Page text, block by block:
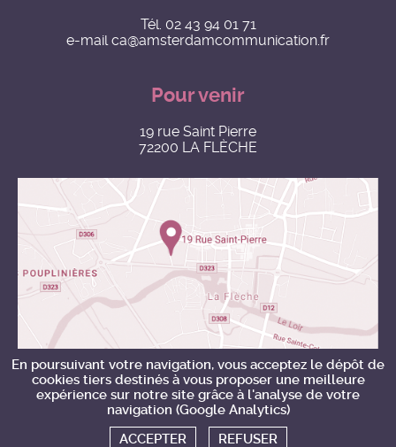
Tél. 02 43 94 01 71
e-mailca@amsterdamcommunication.fr
Pour venir
19 rue Saint Pierre
72200 LA FLÈCHE
En poursuivant votre navigation, vous acceptez le dépôt de
cookies tiers destinés à vous proposer une meilleure
expérience sur notre site grâce à l'analyse de votre
navigation (Google Analytics)
ACCEPTER
REFUSER